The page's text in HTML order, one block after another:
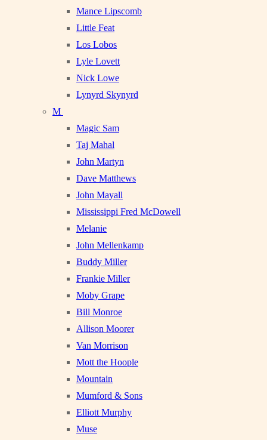
Mance Lipscomb
Little Feat
Los Lobos
Lyle Lovett
Nick Lowe
Lynyrd Skynyrd
M
Magic Sam
Taj Mahal
John Martyn
Dave Matthews
John Mayall
Mississippi Fred McDowell
Melanie
John Mellenkamp
Buddy Miller
Frankie Miller
Moby Grape
Bill Monroe
Allison Moorer
Van Morrison
Mott the Hoople
Mountain
Mumford & Sons
Elliott Murphy
Muse